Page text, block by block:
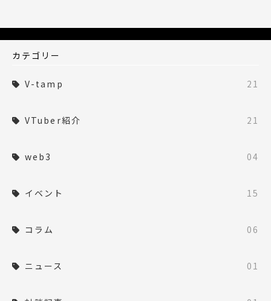
カテゴリー
V-tamp 21
VTuber紹介 21
web3 04
イベント 15
コラム 06
ニュース 01